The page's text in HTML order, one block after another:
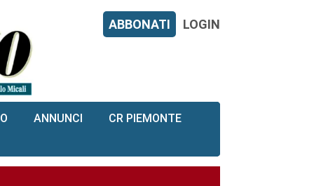
ABBONATI LOGIN
ANNUNCI CR PIEMONTE